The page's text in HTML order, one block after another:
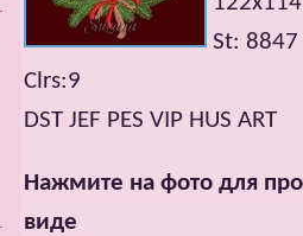
St: 8847
Clrs:9
DST JEF PES VIP HUS ART
Нажмите на фото для
виде